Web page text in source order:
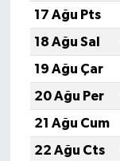
17 Ağu Pts
18 Ağu Sal
19 Ağu Çar
20 Ağu Per
21 Ağu Cum
22 Ağu Cts